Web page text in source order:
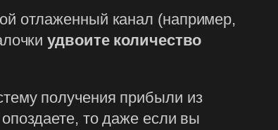
отлаженный канал (например,
удвоите количество
получения прибыли из
то даже если вы